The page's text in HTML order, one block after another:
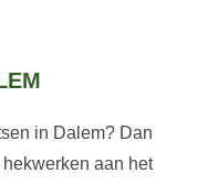
in Dalem? Dan
aan het